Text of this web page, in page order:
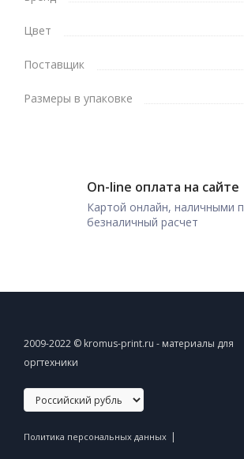
Цвет
Поставщик
Размеры в упаковке
On-line оплата на сайте
Картой онлайн, наличными
безналичный расчет
2009-2022 © kromus-print.ru - материалы для
оргтехники
Политика персональных данных |